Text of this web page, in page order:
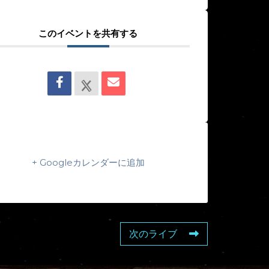
このイベントを共有する
+ Googleカレンダーに追加
次のライブ